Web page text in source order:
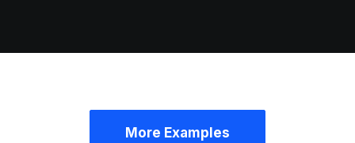
More Examples